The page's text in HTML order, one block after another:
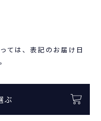
ては、表記のお届け日
ぶ